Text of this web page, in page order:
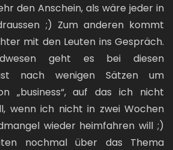
den Anschein, als wäre jeder in
;) Zum anderen kommt
mit den Leuten ins Gespräch.
geht es bei diesen
nach wenigen Sätzen um
„business“, auf das ich nicht
wenn ich nicht in zwei Wochen
wieder heimfahren will ;)
nochmal über das Thema